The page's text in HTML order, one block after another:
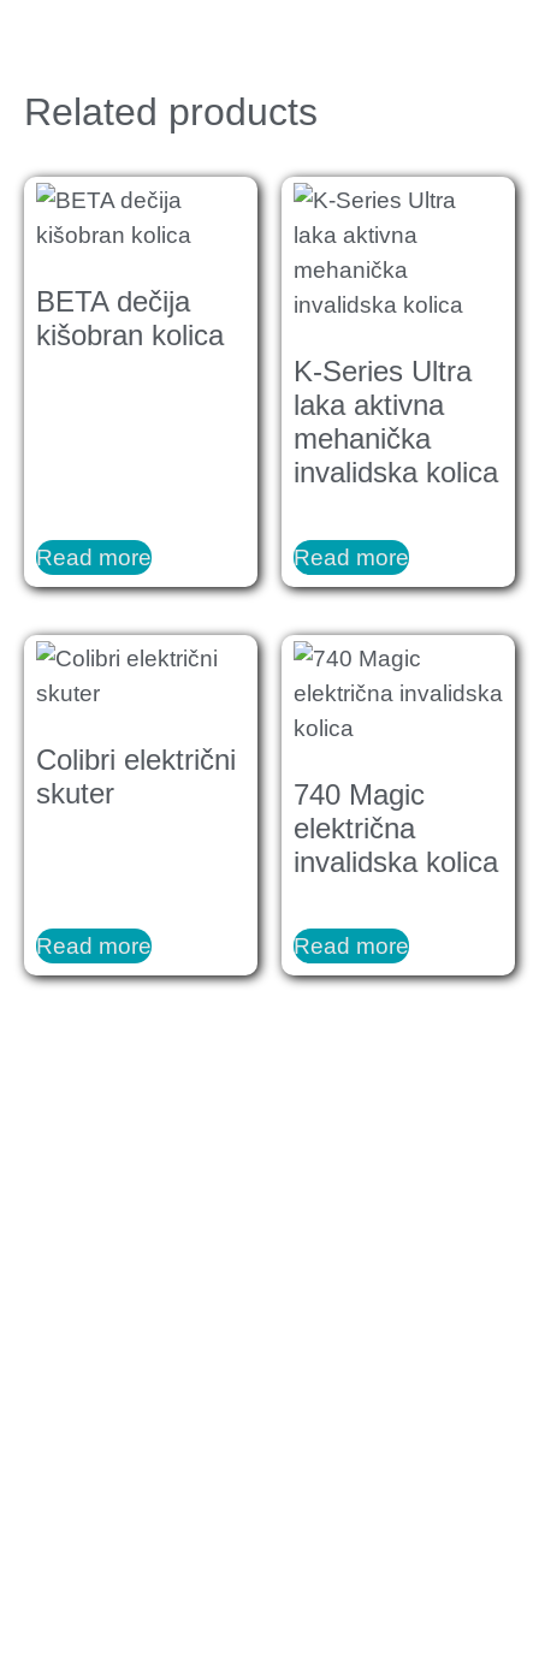
Related products
BETA dečija
kišobran kolica
Read more
K-Series Ultra
laka aktivna
mehanička
invalidska kolica
Read more
Colibri električni
skuter
Read more
740 Magic
električna
invalidska kolica
Read more